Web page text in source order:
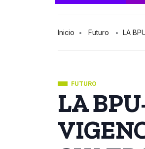
Inicio Futuro LA
FUTURO
LA